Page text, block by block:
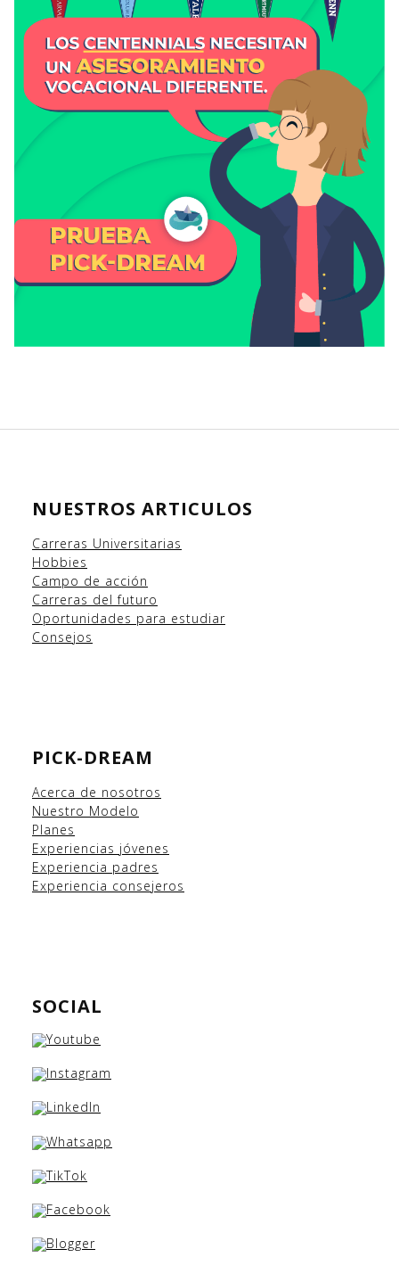
NUESTROS ARTICULOS
Carreras Universitarias
Hobbies
Campo de acción
Carreras del futuro
Oportunidades para estudiar
Consejos
PICK-DREAM
Acerca de nosotros
Nuestro Modelo
Planes
Experiencias jóvenes
Experiencia padres
Experiencia consejeros
SOCIAL